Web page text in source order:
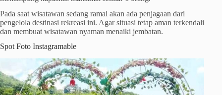
Pada saat wisatawan sedang ramai akan ada penjagaan dari
pengelola destinasi rekreasi ini. Agar situasi tetap aman terkendali
dan membuat wisatawan nyaman menaiki jembatan.
Spot Foto Instagramable